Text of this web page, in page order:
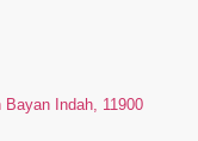
Indah, 11900